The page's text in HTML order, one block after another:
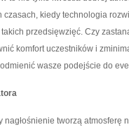
kiedy technologia
przedsięwzięć. Czy
komfort uczestników i
wasze podejście do
tworzą atmosferę